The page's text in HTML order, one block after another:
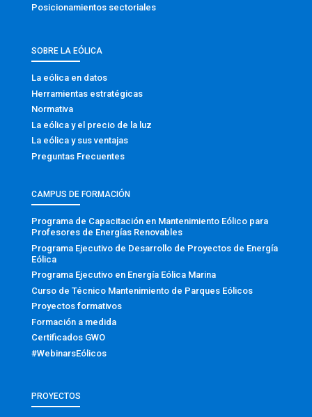
Posicionamientos sectoriales
SOBRE LA EÓLICA
La eólica en datos
Herramientas estratégicas
Normativa
La eólica y el precio de la luz
La eólica y sus ventajas
Preguntas Frecuentes
CAMPUS DE FORMACIÓN
Programa de Capacitación en Mantenimiento Eólico para
Profesores de Energías Renovables
Programa Ejecutivo de Desarrollo de Proyectos de Energía
Eólica
Programa Ejecutivo en Energía Eólica Marina
Curso de Técnico Mantenimiento de Parques Eólicos
Proyectos formativos
Formación a medida
Certificados GWO
#WebinarsEólicos
PROYECTOS